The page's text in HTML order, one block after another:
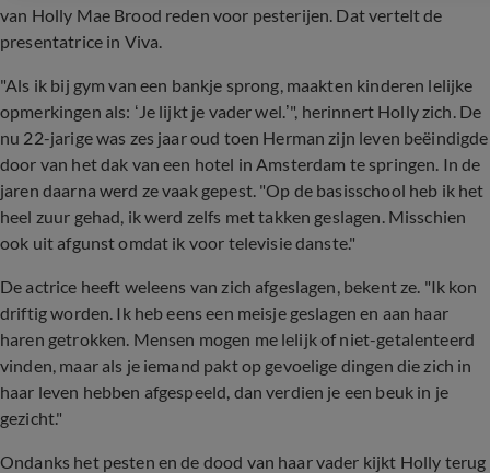
van Holly Mae Brood reden voor pesterijen. Dat vertelt de
presentatrice in Viva.
"Als ik bij gym van een bankje sprong, maakten kinderen lelijke
opmerkingen als: ‘Je lijkt je vader wel.’", herinnert Holly zich. De
nu 22-jarige was zes jaar oud toen Herman zijn leven beëindigde
door van het dak van een hotel in Amsterdam te springen. In de
jaren daarna werd ze vaak gepest. "Op de basisschool heb ik het
heel zuur gehad, ik werd zelfs met takken geslagen. Misschien
ook uit afgunst omdat ik voor televisie danste."
De actrice heeft weleens van zich afgeslagen, bekent ze. "Ik kon
driftig worden. Ik heb eens een meisje geslagen en aan haar
haren getrokken. Mensen mogen me lelijk of niet-getalenteerd
vinden, maar als je iemand pakt op gevoelige dingen die zich in
haar leven hebben afgespeeld, dan verdien je een beuk in je
gezicht."
Ondanks het pesten en de dood van haar vader kijkt Holly terug